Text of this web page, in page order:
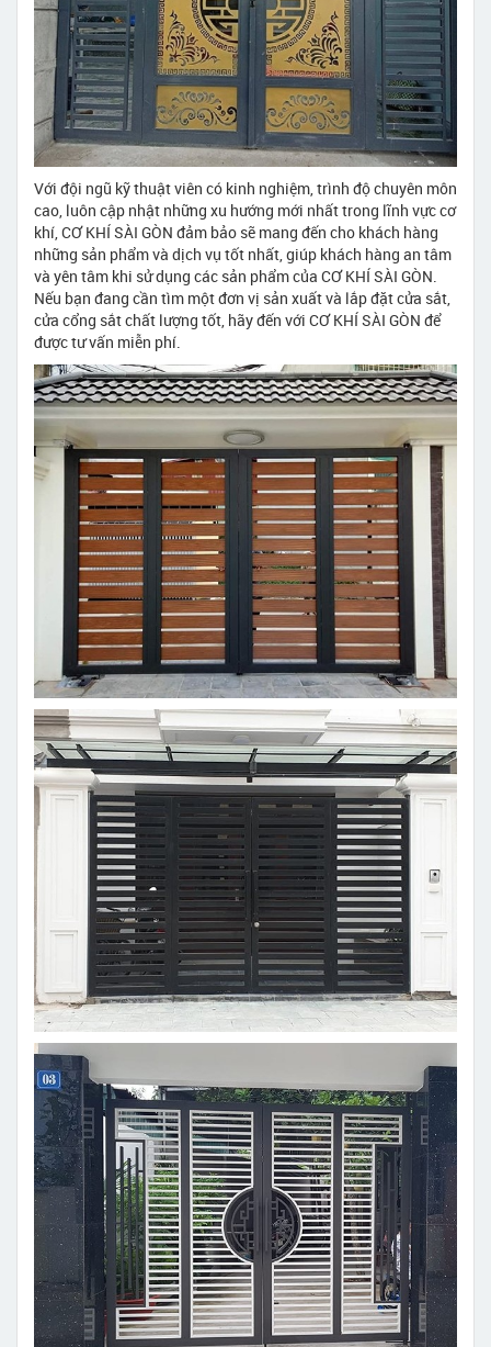
Với đội ngũ kỹ thuật viên có kinh nghiệm, trình độ chuyên môn
cao, luôn cập nhật những xu hướng mới nhất trong lĩnh vực cơ
khí, CƠ KHÍ SÀI GÒN đảm bảo sẽ mang đến cho khách hàng
những sản phẩm và dịch vụ tốt nhất, giúp khách hàng an tâm
và yên tâm khi sử dụng các sản phẩm của CƠ KHÍ SÀI GÒN.
Nếu bạn đang cần tìm một đơn vị sản xuất và lắp đặt cửa sắt,
cửa cổng sắt chất lượng tốt, hãy đến với CƠ KHÍ SÀI GÒN để
được tư vấn miễn phí.